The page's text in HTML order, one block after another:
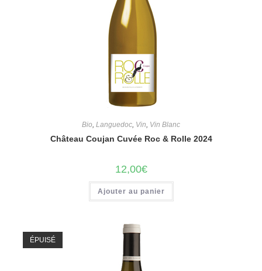
Bio Languedoc Vin Vin Blanc
Château Coujan Cuvée Roc & Rolle 2024
12,00€
Ajouter au panier
ÉPUISÉ